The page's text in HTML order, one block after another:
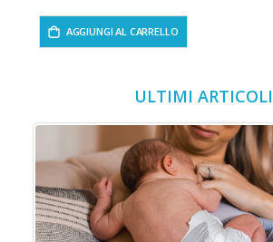
AGGIUNGI AL CARRELLO
ULTIMI ARTICOLI